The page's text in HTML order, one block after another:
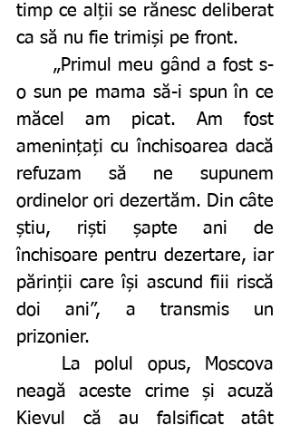
timp ce alții se rănesc deliberat
ca să nu fie trimiși pe front.
o sun pe mama să-i spun în ce
măcel am picat. Am fost
amenințați cu închisoarea dacă
refuzam să ne supunem
ordinelor ori dezertăm. Din câte
știu, riști șapte ani de
închisoare pentru dezertare, iar
părinții care își ascund fiii riscă
doi ani”, a transmis un
prizonier.
neagă aceste crime și acuză
Kievul că au falsificat atât